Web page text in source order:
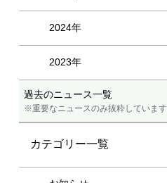
過去のニュース一覧
※重要なニュースのみ抜粋しています
2024年
2023年
カテゴリー一覧